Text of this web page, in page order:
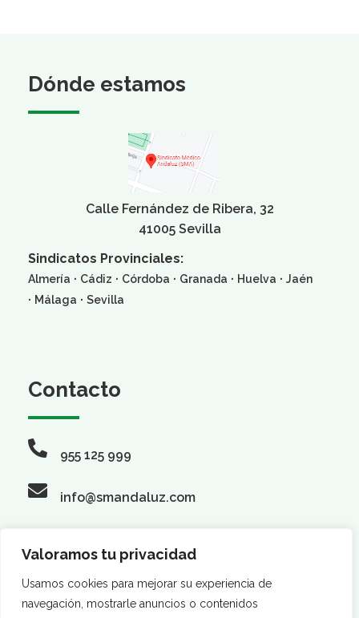
Valoramos tu privacidad
Usamos cookies para mejorar su experiencia de
navegación, mostrarle anuncios o contenidos
Dónde estamos
Calle Fernández de Ribera, 32
41005 Sevilla
Sindicatos Provinciales:
Almería · Cádiz · Córdoba · Granada · Huelva · Jaén
· Málaga · Sevilla
Contacto
955 125 999
info@smandaluz.com
Síguenos